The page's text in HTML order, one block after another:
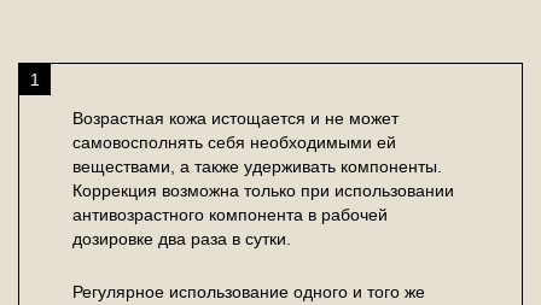
1
Возрастная кожа истощается и не может
самовосполнять себя необходимыми ей
веществами, а также удерживать компоненты.
Коррекция возможна только при использовании
антивозрастного компонента в рабочей
дозировке два раза в сутки.
Регулярное использование одного и того же